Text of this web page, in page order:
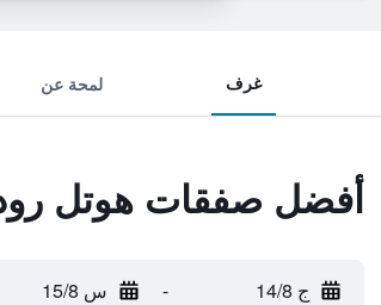
غرف لمحة عن
أفضل صفقات هوتل
ج 14/8 - س 15/8